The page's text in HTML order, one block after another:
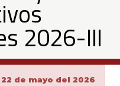
2026-III
22 de mayo del 2026